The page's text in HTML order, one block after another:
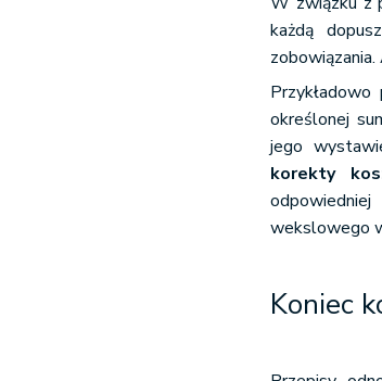
każdą
określonej
jego
korekty
wekslowego
Koniec